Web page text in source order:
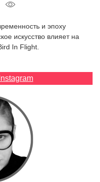
и эпоху
искусство влияет на
In Flight.
Instagram